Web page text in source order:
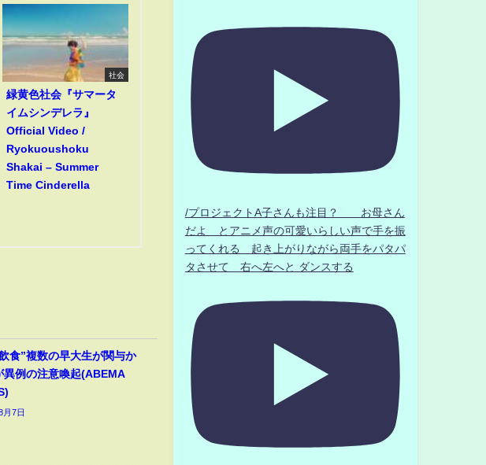
社会
緑黄色社会『サマータ
イムシンデレラ』
Official Video /
Ryokuoushoku
Shakai – Summer
Time Cinderella
食”複数の早大生が関与か
異例の注意喚起(ABEMA
月7日
/プロジェクトA子さんも注目？ お母さん
だよ とアニメ声の可愛いらしい声で手を振
ってくれる 起き上がりながら両手をパタパ
タさせて 右へ左へと ダンスする